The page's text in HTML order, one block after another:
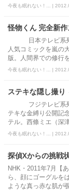
今夜も眠れない！... |
怪物くん 完全新
日本テレビ系列・
人気コミックを嵐の
版。人間界での修行
今夜も眠れない！... |
ステキな隠し撮り
フジテレビ系列・
テキな金縛り公開記
テル。西條ミエ（深
今夜も眠れない！... |
探偵Xからの挑戦
NHK・2011年7月【
ら、顔にゴーグルを
ような真っ赤な肌が